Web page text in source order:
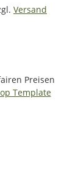
Versand
Preisen
Template